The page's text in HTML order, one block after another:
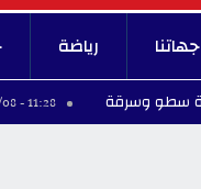
جهاتنا رياضة
11:28 - 2026/08/08